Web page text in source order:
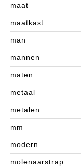
maat
maatkast
man
mannen
maten
metaal
metalen
mm
modern
molenaarstrap